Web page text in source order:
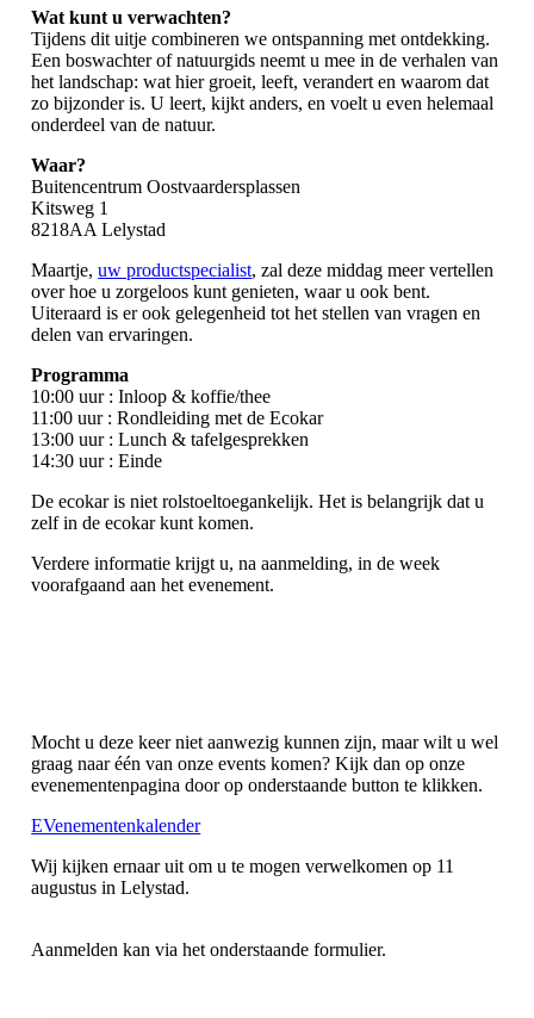
Wat kunt u verwachten?
Tijdens dit uitje combineren we ontspanning met ontdekking.
Een boswachter of natuurgids neemt u mee in de verhalen van
het landschap: wat hier groeit, leeft, verandert en waarom dat
zo bijzonder is. U leert, kijkt anders, en voelt u even helemaal
onderdeel van de natuur.
Waar?
Buitencentrum Oostvaardersplassen
Kitsweg 1
8218AA Lelystad
Maartje,uw productspecialist, zal deze middag meer vertellen
over hoe u zorgeloos kunt genieten, waar u ook bent.
Uiteraard is er ook gelegenheid tot het stellen van vragen en
delen van ervaringen.
Programma
10:00 uur : Inloop & koffie/thee
11:00 uur : Rondleiding met de Ecokar
13:00 uur : Lunch & tafelgesprekken
14:30 uur : Einde
De ecokar is niet rolstoeltoegankelijk. Het is belangrijk dat u
zelf in de ecokar kunt komen.
Verdere informatie krijgt u, na aanmelding, in de week
voorafgaand aan het evenement.
Mocht u deze keer niet aanwezig kunnen zijn, maar wilt u wel
graag naar één van onze events komen? Kijk dan op onze
evenementenpagina door op onderstaande button te klikken.
EVenementenkalender
Wij kijken ernaar uit om u te mogen verwelkomen op 11
augustus in Lelystad.
Aanmelden kan via het onderstaande formulier.